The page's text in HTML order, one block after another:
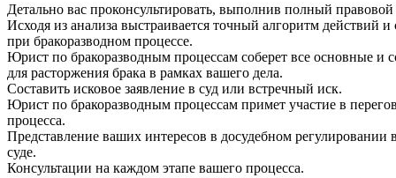
Детально вас проконсультировать, выполнив полный
Исходя из анализа выстраивается точный алгоритм действий
при бракоразводном процессе.
Юрист по бракоразводным процессам соберет все основные и
для расторжения брака в рамках вашего дела.
Составить исковое заявление в суд или встречный иск.
Юрист по бракоразводным процессам примет участие в
процесса.
Представление ваших интересов в досудебном регулировании
суде.
Консультации на каждом этапе вашего процесса.